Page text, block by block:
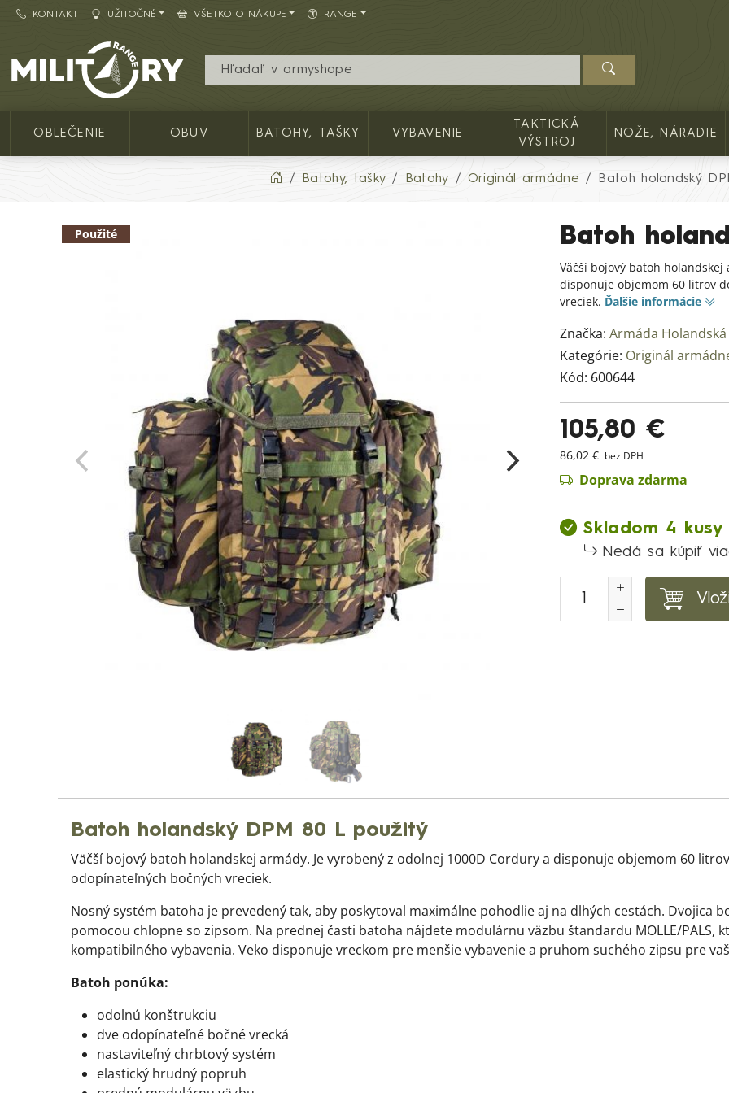
KONTAKT UŽITOČNÉ VŠETKO O NÁKUPE RANGE
Army shop MILITARY RANGE SK
OBLEČENIE OBUV BATOHY, TAŠKY VYBAVENIE
TAKTICKÁ
VÝSTROJ
NOŽE, NÁRADIE
Batohy, tašky Batohy Originál armádne Batoh holandský
Batoh
Väčší bojový batoh holandskej
disponuje objemom 60 litrov
vreciek. Ďalšie informácie
Značka: Armáda Holandská
Kategórie: Originál
Kód: 600644
105,80 €
86,02 € bez DPH
Doprava zdarma
Skladom 4 kusy
Nedá sa kúpiť
Použité
Batoh holandský DPM 80 L použitý
Väčší bojový batoh holandskej armády. Je vyrobený z odolnej 1000D Cordury a disponuje objemom 60
odopínateľných bočných vreciek.
Nosný systém batoha je prevedený tak, aby poskytoval maximálne pohodlie aj na dlhých cestách. Dvojica
pomocou chlopne so zipsom. Na prednej časti batoha nájdete modulárnu väzbu štandardu MOLLE/PALS,
kompatibilného vybavenia. Veko disponuje vreckom pre menšie vybavenie a pruhom suchého zipsu pre
Batoh ponúka:
odolnú konštrukciu
dve odopínateľné bočné vrecká
nastaviteľný chrbtový systém
elastický hrudný popruh